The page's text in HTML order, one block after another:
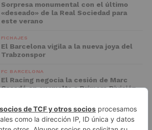
Sorpresa monumental con el último
«deseado» de la Real Sociedad para
este verano
FICHAJES
El Barcelona vigila a la nueva joya del
Trabzonspor
FC BARCELONA
El Racing negocia la cesión de Marc
Casadó en su vuelta a Primera División
ADVERTISEMENT